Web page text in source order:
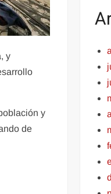
y
y
de